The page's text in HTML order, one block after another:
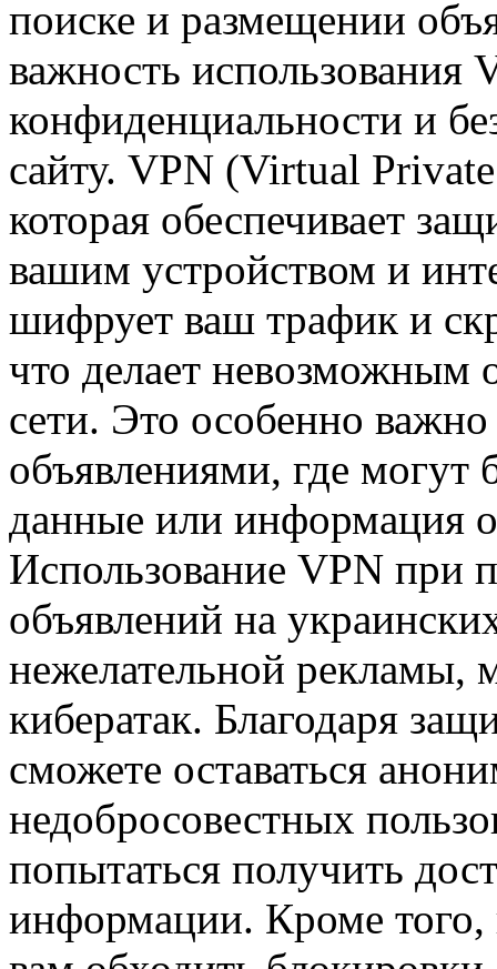
поиске и размещении
важность использования
конфиденциальности и
сайту. VPN (Virtual
которая обеспечивает
вашим устройством и
шифрует ваш трафик и
что делает невозможным
сети. Это особенно
объявлениями, где
данные или информация
Использование VPN при
объявлений на
нежелательной рекламы,
кибератак. Благодаря
сможете оставаться
недобросовестных
попытаться получить
информации. Кроме того,